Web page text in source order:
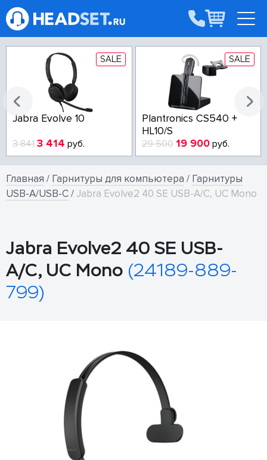
SALE
CS540 +
19 900руб.
SALE
Poly Voyager Focus 2
USB-A/USB-C Teams
16 023руб.
Jabra
17 071
Главная / Гарнитуры для компьютера / Гарнитуры
USB-A/USB-C/ Jabra Evolve2 40 SE USB-A/C, UC Mono
Jabra Evolve2 40 SE USB-
A/C, UC Mono (24189-889-
799)